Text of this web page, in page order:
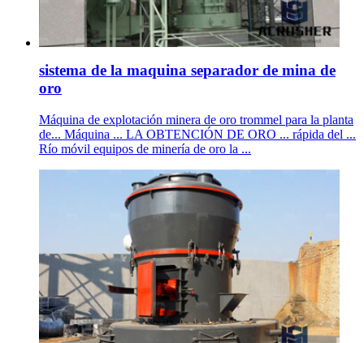
sistema de la maquina separador de mina de
oro
Máquina de explotación minera de oro trommel para la planta
de... Máquina ... LA OBTENCIÓN DE ORO ... rápida del ...
Río móvil equipos de minería de oro la ...